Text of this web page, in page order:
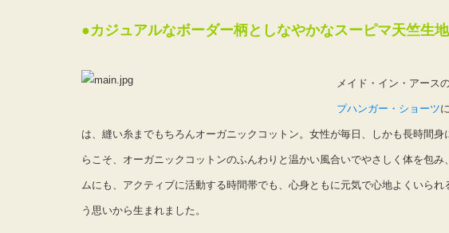
●カジュアルなボーダー柄としなやかなスーピマ天竺生地
メイド・イン・アース
プハンガー・ショーツ
は、縫い糸までもちろんオーガニックコットン。女性が毎日、しかも長時間身
らこそ、オーガニックコットンのふんわりと温かい風合いでやさしく体を包み
ムにも、アクティブに活動する時間帯でも、心身ともに元気で心地よくいら
う思いから生まれました。